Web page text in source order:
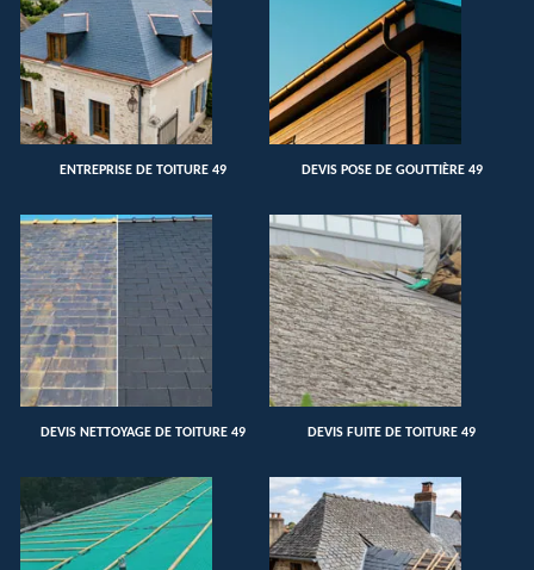
ENTREPRISE DE TOITURE 49 DEVIS POSE DE GOUTTIÈRE 49
DEVIS NETTOYAGE DE TOITURE 49 DEVIS FUITE DE TOITURE 49